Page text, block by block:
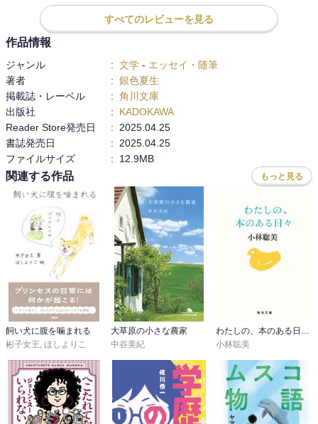
銀色さんににてプロだと思う。小さい頃から本の中のさくくんは知
っているけど、とても素敵な青年になっているなと思う。今回もと
ても面白かった。
「今は実験中なんだ」
「こういう風に実験してみよう」
と思って過ごしたら、気負い過ぎず軽やかに過ごせそう。
また半年後が楽しみ。
すべてのレビューを見る
作品情報
ジャンル : 文学 - エッセイ・随筆
著者
: 銀色夏生
掲載誌・レーベル
: 角川文庫
出版社
:
KADOKAWA
Reader Store発売日
:
2025.04.25
書誌発売日
:
2025.04.25
ファイルサイズ
: 12.9MB
関連する作品 もっと見る
飼い犬に腹を噛まれる
彬子女王, ほしよりこ
大草原の小さな農家
中谷美紀
わたしの、本のある日々【毎日文庫】
小林聡美